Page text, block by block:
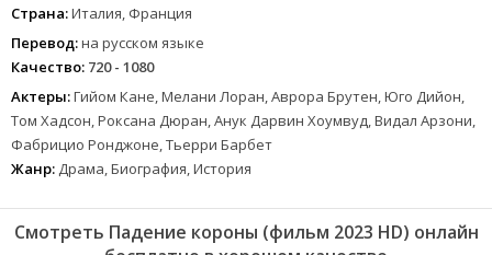
Страна:Италия, Франция
Перевод:на русском языке
Качество: 720 - 1080
Актеры:Гийом Кане, Мелани Лоран, Аврора Брутен, Юго Дийон,
Том Хадсон, Роксана Дюран, Анук Дарвин Хоумвуд, Видал Арзони,
Фабрицио Ронджоне, Тьерри Барбет
Жанр: Драма, Биография, История
Смотреть Падение короны (фильм 2023 HD) онлайн